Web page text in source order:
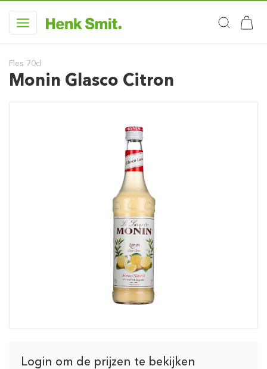
Fles 70cl
Monin Glasco Citron
Login om de prijzen te bekijken